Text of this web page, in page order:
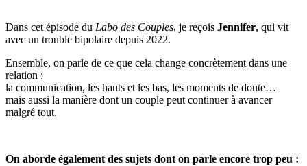
Dans cet épisode du Labo des Couples, je reçois Jennifer, qui vit
avec un trouble bipolaire depuis 2022.
Ensemble, on parle de ce que cela change concrètement dans une
relation :
la communication, les hauts et les bas, les moments de doute…
mais aussi la manière dont un couple peut continuer à avancer
malgré tout.
On aborde également des sujets dont on parle encore trop peu :